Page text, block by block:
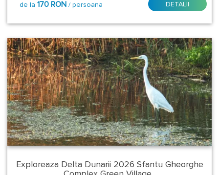
Demipensiune
Fara
masa
Mic
dejun
Mic
dejun
demipensiune
de la 170 RON / persoana DETALII
Exploreaza Delta Dunarii 2026 Sfantu Gheorghe